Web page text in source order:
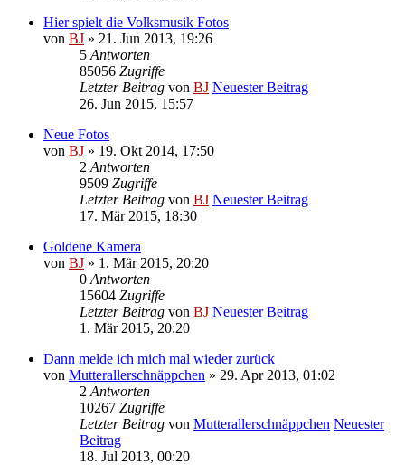
Hier spielt die Volksmusik Fotos
von BJ » 21. Jun 2013, 19:26
5 Antworten
85056 Zugriffe
Letzter Beitrag von BJ Neuester Beitrag
26. Jun 2015, 15:57
Neue Fotos
von BJ » 19. Okt 2014, 17:50
2 Antworten
9509 Zugriffe
Letzter Beitrag von BJ Neuester Beitrag
17. Mär 2015, 18:30
Goldene Kamera
von BJ » 1. Mär 2015, 20:20
0 Antworten
15604 Zugriffe
Letzter Beitrag von BJ Neuester Beitrag
1. Mär 2015, 20:20
Dann melde ich mich mal wieder zurück
von Mutterallerschnäppchen » 29. Apr 2013, 01:02
2 Antworten
10267 Zugriffe
Letzter Beitrag von Mutterallerschnäppchen Neuester
Beitrag
18. Jul 2013, 00:20